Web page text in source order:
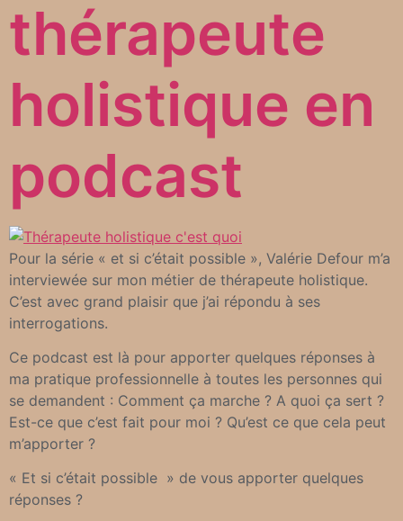
thérapeute
holistique en
podcast
Pour la série « et si c’était possible », Valérie Defour m’a
interviewée sur mon métier de thérapeute holistique.
C’est avec grand plaisir que j’ai répondu à ses
interrogations.
Ce podcast est là pour apporter quelques réponses à
ma pratique professionnelle à toutes les personnes qui
se demandent : Comment ça marche ? A quoi ça sert ?
Est-ce que c’est fait pour moi ? Qu’est ce que cela peut
m’apporter ?
« Et si c’était possible » de vous apporter quelques
réponses ?